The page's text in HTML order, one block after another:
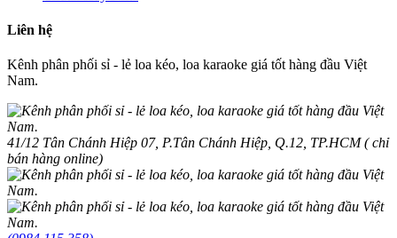
Liên hệ
Kênh phân phối sỉ - lẻ loa kéo, loa karaoke giá tốt hàng đầu Việt
Nam.
41/12 Tân Chánh Hiệp 07, P.Tân Chánh Hiệp, Q.12, TP.HCM ( chỉ
bán hàng online)